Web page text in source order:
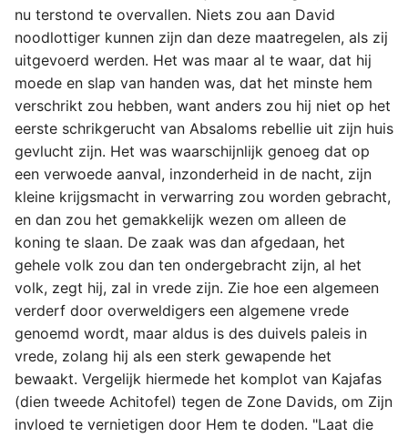
nu terstond te overvallen. Niets zou aan David
noodlottiger kunnen zijn dan deze maatregelen, als zij
uitgevoerd werden. Het was maar al te waar, dat hij
moede en slap van handen was, dat het minste hem
verschrikt zou hebben, want anders zou hij niet op het
eerste schrikgerucht van Absaloms rebellie uit zijn huis
gevlucht zijn. Het was waarschijnlijk genoeg dat op
een verwoede aanval, inzonderheid in de nacht, zijn
kleine krijgsmacht in verwarring zou worden gebracht,
en dan zou het gemakkelijk wezen om alleen de
koning te slaan. De zaak was dan afgedaan, het
gehele volk zou dan ten ondergebracht zijn, al het
volk, zegt hij, zal in vrede zijn. Zie hoe een algemeen
verderf door overweldigers een algemene vrede
genoemd wordt, maar aldus is des duivels paleis in
vrede, zolang hij als een sterk gewapende het
bewaakt. Vergelijk hiermede het komplot van Kajafas
(dien tweede Achitofel) tegen de Zone Davids, om Zijn
invloed te vernietigen door Hem te doden. "Laat die